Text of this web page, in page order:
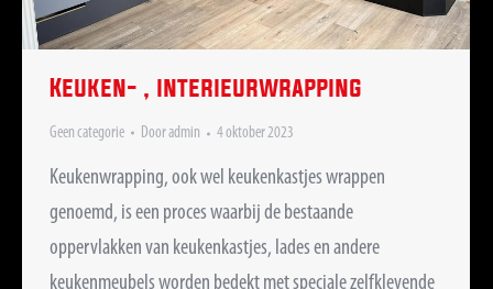
Keuken- , interieurwrapping
Geen categorie Dooradmin 4 oktober 2023
Keukenwrapping, ook wel keukenkastjes wrappen
genoemd, is een proces waarbij de bestaande
oppervlakken van keukenkastjes, lades en andere
keukenmeubels worden bedekt met speciale zelfklevende